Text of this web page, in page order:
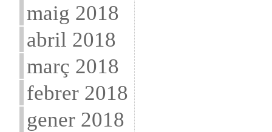
maig 2018
abril 2018
març 2018
febrer 2018
gener 2018